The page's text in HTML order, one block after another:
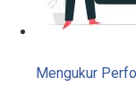
Mengukur